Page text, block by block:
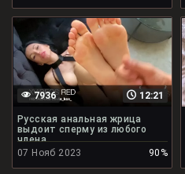
12:21
7936
Русская анальная жрица
выдоит сперму из любого
члена
07 Нояб 2023
90%